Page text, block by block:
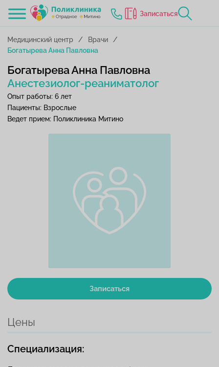
Записаться
Медицинский центр
Врачи
Богатырева Анна Павловна
Записаться
Цены
Богатырева Анна Павловна
Анестезиолог-реаниматолог
Опыт работы: 6 лет
Пациенты: Взрослые
Ведет прием: Поликлиника Митино
Специализация: